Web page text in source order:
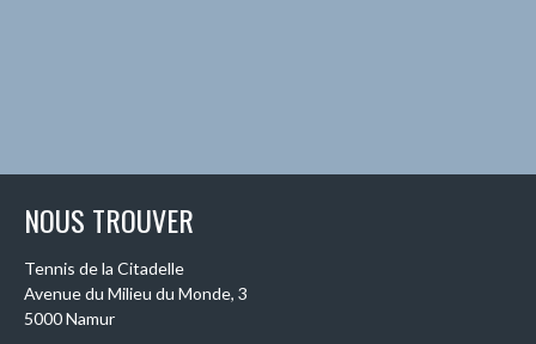
NOUS TROUVER
Tennis de la Citadelle
Avenue du Milieu du Monde, 3
5000 Namur